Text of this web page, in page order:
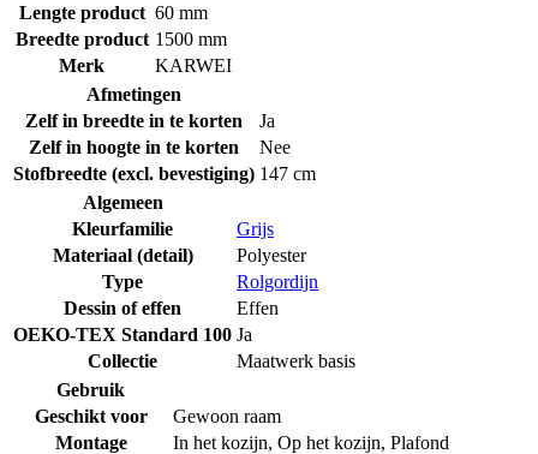
Lengte product 60 mm
Breedte product 1500 mm
Merk
KARWEI
Afmetingen
Zelf in breedte in te korten
Ja
Zelf in hoogte in te korten
Nee
Stofbreedte (excl. bevestiging) 147 cm
Algemeen
Kleurfamilie
Grijs
Materiaal (detail)
Polyester
Type
Rolgordijn
Dessin of effen
Effen
OEKO-TEX Standard 100 Ja
Collectie
Maatwerk basis
Gebruik
Geschikt voor
Gewoon raam
Montage
In het kozijn, Op het kozijn, Plafond